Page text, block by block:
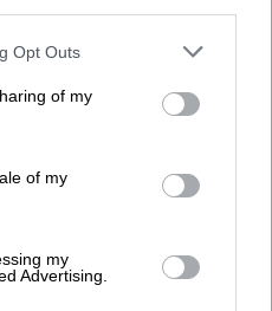
uses one or more Google
behaviour. You may click to
and its third-party tags to
purposes in below Google
Opt Outs
of my
of my
my
Advertising.24χρονο που